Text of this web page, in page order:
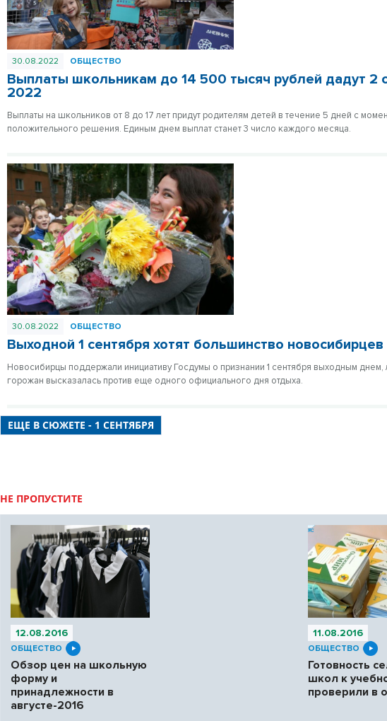
30.08.2022 ОБЩЕСТВО
Выплаты школьникам до 14 500 тысяч рублей дадут 2
2022
Выплаты на школьников от 8 до 17 лет придут родителям детей в течение 5 дней с
положительного решения. Единым днем выплат станет 3 число каждого месяца.
30.08.2022 ОБЩЕСТВО
Выходной 1 сентября хотят большинство новосибирцев
Новосибирцы поддержали инициативу Госдумы о признании 1 сентября выходным днем,
горожан высказалась против еще одного официального дня отдыха.
ЕЩЕ В СЮЖЕТЕ - 1 СЕНТЯБРЯ
НЕ ПРОПУСТИТЕ
12.08.2016
ОБЩЕСТВО
Обзор цен на школьную
форму и
принадлежности в
августе-2016
11.08.2016
ОБЩЕСТВО
Готовность
школ к
проверили в